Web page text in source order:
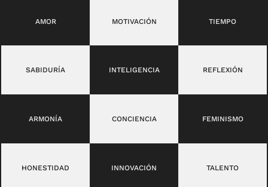
AMOR MOTIVACIÓN TIEMPO
SABIDURÍA INTELIGENCIA REFLEXIÓN
ARMONÍA CONCIENCIA FEMINISMO
HONESTIDAD INNOVACIÓN TALENTO